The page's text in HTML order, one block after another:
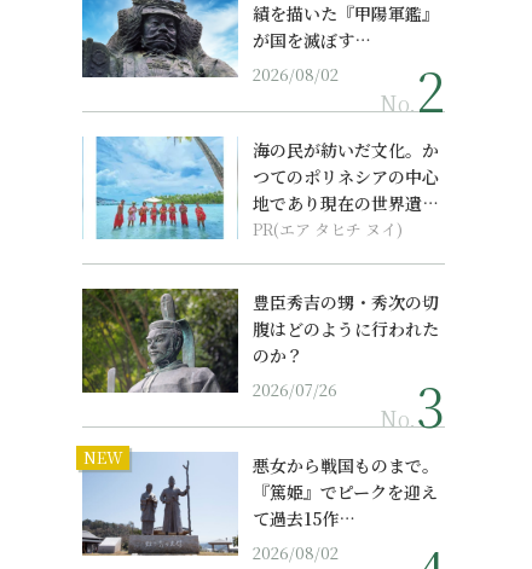
績を描いた『甲陽軍鑑』
が国を滅ぼす…
2026/08/02
No.
海の民が紡いだ文化。か
つてのポリネシアの中心
地であり現在の世界遺産
からみえてくる...
PR(エア タヒチ ヌイ)
豊臣秀吉の甥・秀次の切
腹はどのように行われた
のか？
2026/07/26
No.
NEW
悪女から戦国ものまで。
『篤姫』でピークを迎え
て過去15作…
2026/08/02